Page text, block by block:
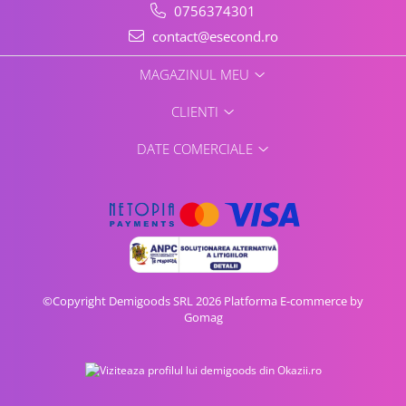
Gaming, Carti & Birotica
Birotica & Papetarie
Accesorii aparate de ras electrice
Aparate cosmetice
Articole Sanatate si Wellness
Consumabile sanitare
Cosmetice si produse ingrijire
Camera copilului
0756374301
contact@esecond.ro
MAGAZINUL MEU
CLIENTI
DATE COMERCIALE
©Copyright Demigoods SRL 2026 Platforma E-commerce by
Gomag